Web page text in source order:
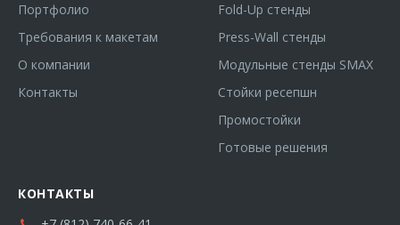
Портфолио
Требования к макетам
О компании
Контакты
Fold-Up стенды
Press-Wall стенды
Модульные стенды SMAX
Стойки ресепшн
Промостойки
Готовые решения
КОНТАКТЫ